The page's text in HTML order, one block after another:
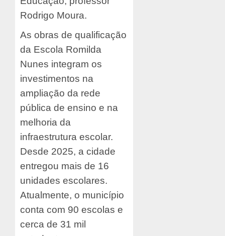
Rodrigo Moura.
As obras de qualificação
da Escola Romilda
Nunes integram os
investimentos na
ampliação da rede
pública de ensino e na
melhoria da
infraestrutura escolar.
Desde 2025, a cidade
entregou mais de 16
unidades escolares.
Atualmente, o município
conta com 90 escolas e
cerca de 31 mil